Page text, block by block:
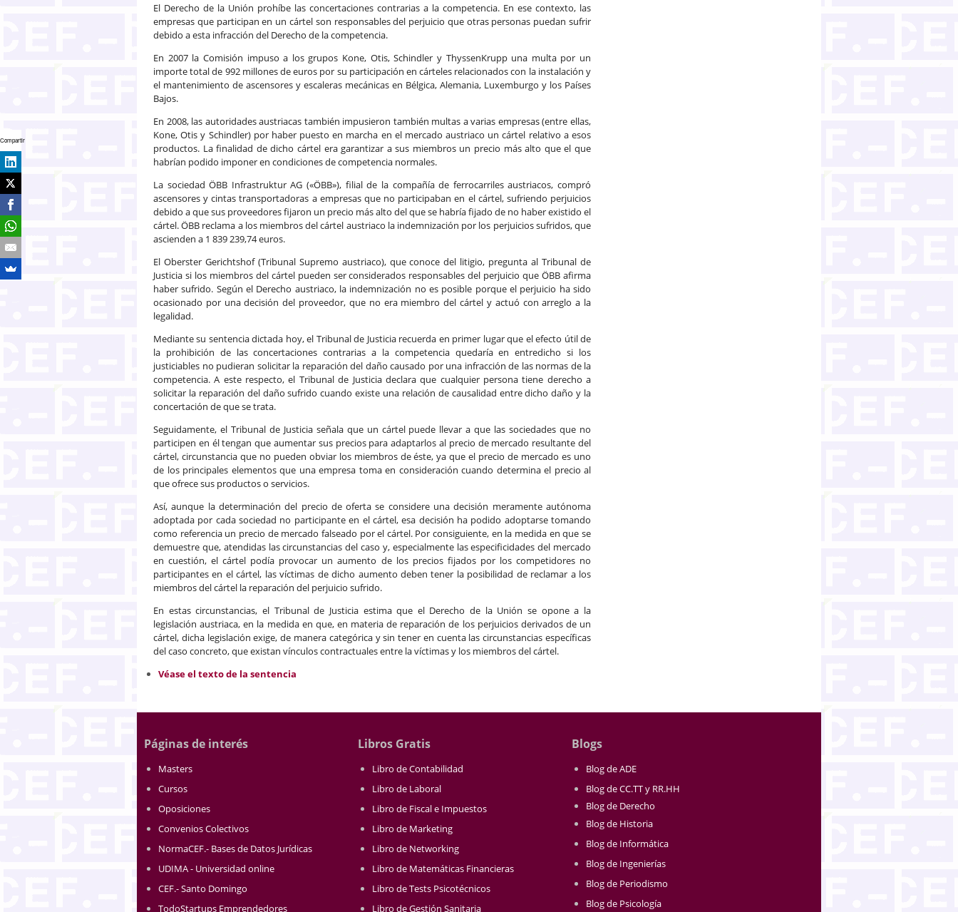
El Derecho de la Unión prohíbe las concertaciones contrarias a la competencia. En ese contexto, las
empresas que participan en un cártel son responsables del perjuicio que otras personas puedan sufrir
debido a esta infracción del Derecho de la competencia.
En 2007 la Comisión impuso a los grupos Kone, Otis, Schindler y ThyssenKrupp una multa por un
importe total de 992 millones de euros por su participación en cárteles relacionados con la instalación y
el mantenimiento de ascensores y escaleras mecánicas en Bélgica, Alemania, Luxemburgo y los Países
Bajos.
En 2008, las autoridades austriacas también impusieron también multas a varias empresas (entre ellas,
Kone, Otis y Schindler) por haber puesto en marcha en el mercado austriaco un cártel relativo a esos
productos. La finalidad de dicho cártel era garantizar a sus miembros un precio más alto que el que
habrían podido imponer en condiciones de competencia normales.
La sociedad ÖBB Infrastruktur AG («ÖBB»), filial de la compañía de ferrocarriles austriacos, compró
ascensores y cintas transportadoras a empresas que no participaban en el cártel, sufriendo perjuicios
debido a que sus proveedores fijaron un precio más alto del que se habría fijado de no haber existido el
cártel. ÖBB reclama a los miembros del cártel austriaco la indemnización por los perjuicios sufridos, que
ascienden a 1 839 239,74 euros.
El Oberster Gerichtshof (Tribunal Supremo austriaco), que conoce del litigio, pregunta al Tribunal de
Justicia si los miembros del cártel pueden ser considerados responsables del perjuicio que ÖBB afirma
haber sufrido. Según el Derecho austriaco, la indemnización no es posible porque el perjuicio ha sido
ocasionado por una decisión del proveedor, que no era miembro del cártel y actuó con arreglo a la
legalidad.
Mediante su sentencia dictada hoy, el Tribunal de Justicia recuerda en primer lugar que el efecto útil de
la prohibición de las concertaciones contrarias a la competencia quedaría en entredicho si los
justiciables no pudieran solicitar la reparación del daño causado por una infracción de las normas de la
competencia. A este respecto, el Tribunal de Justicia declara que cualquier persona tiene derecho a
solicitar la reparación del daño sufrido cuando existe una relación de causalidad entre dicho daño y la
concertación de que se trata.
Seguidamente, el Tribunal de Justicia señala que un cártel puede llevar a que las sociedades que no
participen en él tengan que aumentar sus precios para adaptarlos al precio de mercado resultante del
cártel, circunstancia que no pueden obviar los miembros de éste, ya que el precio de mercado es uno
de los principales elementos que una empresa toma en consideración cuando determina el precio al
que ofrece sus productos o servicios.
Así, aunque la determinación del precio de oferta se considere una decisión meramente autónoma
adoptada por cada sociedad no participante en el cártel, esa decisión ha podido adoptarse tomando
como referencia un precio de mercado falseado por el cártel. Por consiguiente, en la medida en que se
demuestre que, atendidas las circunstancias del caso y, especialmente las especificidades del mercado
en cuestión, el cártel podía provocar un aumento de los precios fijados por los competidores no
participantes en el cártel, las víctimas de dicho aumento deben tener la posibilidad de reclamar a los
miembros del cártel la reparación del perjuicio sufrido.
En estas circunstancias, el Tribunal de Justicia estima que el Derecho de la Unión se opone a la
legislación austriaca, en la medida en que, en materia de reparación de los perjuicios derivados de un
cártel, dicha legislación exige, de manera categórica y sin tener en cuenta las circunstancias específicas
del caso concreto, que existan vínculos contractuales entre la víctimas y los miembros del cártel.
Véase el texto de la sentencia
Páginas de interés
Masters
Cursos
Oposiciones
Convenios Colectivos
NormaCEF.- Bases de Datos Jurídicas
UDIMA - Universidad online
CEF.- Santo Domingo
TodoStartups Emprendedores
Libros Gratis
Libro de Contabilidad
Libro de Laboral
Libro de Fiscal e Impuestos
Libro de Marketing
Libro de Networking
Libro de Matemáticas Financieras
Libro de Tests Psicotécnicos
Libro de Gestión Sanitaria
Blogs
Blog de ADE
Blog de CC.TT y RR.HH
Blog de Derecho
Blog de Historia
Blog de Informática
Blog de Ingenierías
Blog de Periodismo
Blog de Psicología
Compartir